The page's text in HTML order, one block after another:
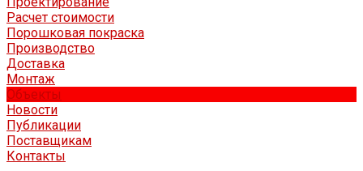
Расчет стоимости
Порошковая покраска
Производство
Доставка
Монтаж
Объекты
Новости
Публикации
Поставщикам
Контакты